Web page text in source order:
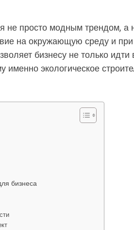
не просто модным
на окружающую среду и
бизнесу не только
экологическое
бизнеса